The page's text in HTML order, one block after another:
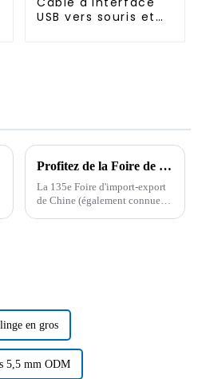
USB vers souris et
Profitez de la Foire de Canton : le système d'approvisionnement stable et les solutions de matières premières de Boying
La 135e Foire d'import-export
de Chine (également connue
en gros
5,5 mm ODM